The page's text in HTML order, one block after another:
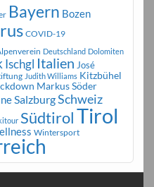
Bayern Bozen
COVID-19
Deutschland Dolomiten
Ischgl Italien José
Judith Williams Kitzbühel
Markus Söder
SalzburgSchweiz
SüdtirolTirol
Wintersport